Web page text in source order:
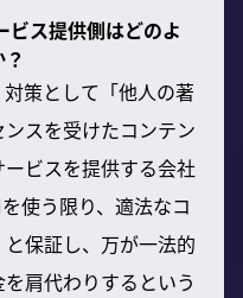
ビス提供側はどのよ
策として「他人の著
スを受けたコンテン
ビスを提供する会社
使う限り、適法なコ
保証し、万が一法的
肩代わりするという